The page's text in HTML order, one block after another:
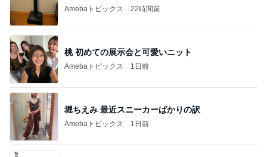
Amebaトピックス 22時間前
桃 初めての展示会と可愛いニット
Amebaトピックス 1日前
堀ちえみ 最近スニーカーばかりの訳
Amebaトピックス 1日前